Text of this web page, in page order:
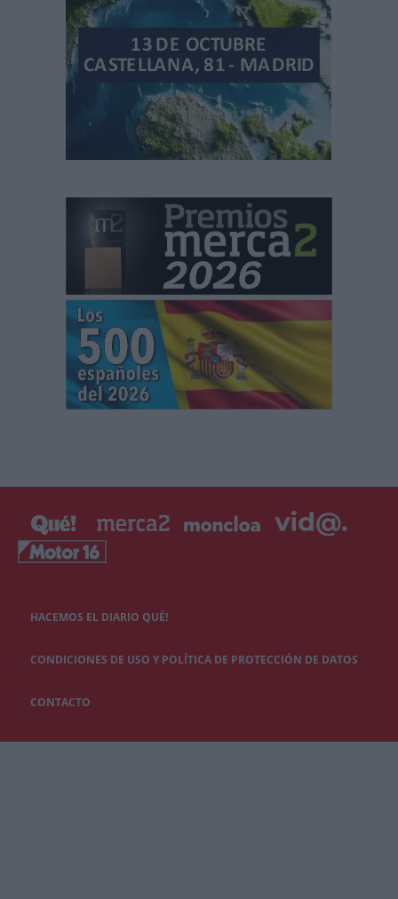
HACEMOS EL DIARIO QUÉ!
CONDICIONES DE USO Y POLÍTICA DE PROTECCIÓN DE DATOS
CONTACTO